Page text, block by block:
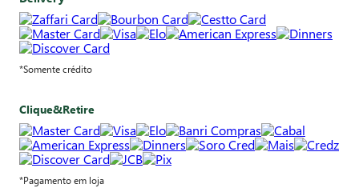
*Somente crédito
Clique&Retire
*Pagamento em loja